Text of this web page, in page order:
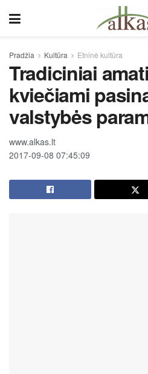
Pradžia Kultūra Etninė kultūra
Tradiciniai
kviečiami
valstybės
www.alkas.lt
2017-09-08 07:45:09